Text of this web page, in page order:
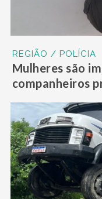
REGIÃO / POLÍCIA
Mulheres são
companheiros